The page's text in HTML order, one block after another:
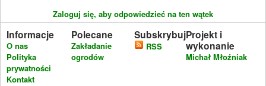
Zaloguj się, aby odpowiedzieć na ten wątek
Informacje
O nas
Polityka
prywatności
Kontakt
Polecane
Zakładanie
ogrodów
Subskrybuj
RSS
Projekt i
wykonanie
Michał Młoźniak